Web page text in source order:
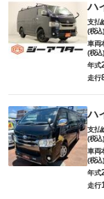
ハ
支払
(税込
車両
(税込)
年式
走行
ハ
支払
(税込
車両
(税込)
年式
走行